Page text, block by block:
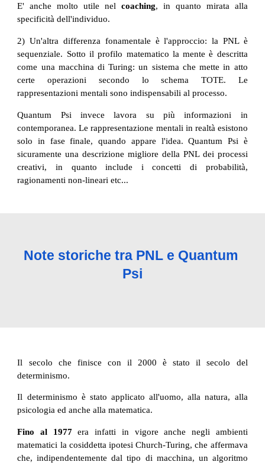
E' anche molto utile nel coaching, in quanto mirata alla
specificità dell'individuo.
2) Un'altra differenza fonamentale è l'approccio: la PNL è
sequenziale. Sotto il profilo matematico la mente è descritta
come una macchina di Turing: un sistema che mette in atto
certe operazioni secondo lo schema TOTE. Le
rappresentazioni mentali sono indispensabili al processo.
Quantum Psi invece lavora su più informazioni in
contemporanea. Le rappresentazione mentali in realtà esistono
solo in fase finale, quando appare l'idea. Quantum Psi è
sicuramente una descrizione migliore della PNL dei processi
creativi, in quanto include i concetti di probabilità,
ragionamenti non-lineari etc...
Note storiche tra PNL e Quantum
Psi
Il secolo che finisce con il 2000 è stato il secolo del
determinismo.
Il determinismo è stato applicato all'uomo, alla natura, alla
psicologia ed anche alla matematica.
Fino al 1977era infatti in vigore anche negli ambienti
matematici la cosiddetta ipotesi Church-Turing, che affermava
che, indipendentemente dal tipo di macchina, un algoritmo